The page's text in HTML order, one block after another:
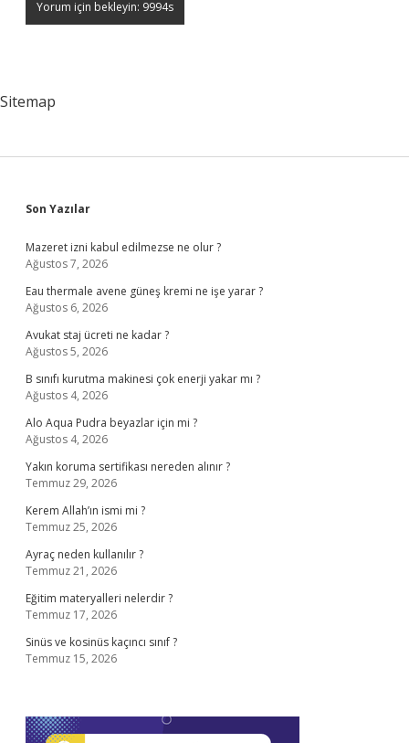
Sitemap
Sidebar
Son Yazılar
Mazeret izni kabul edilmezse ne olur ?
Ağustos 7, 2026
Eau thermale avene güneş kremi ne işe yarar ?
Ağustos 6, 2026
Avukat staj ücreti ne kadar ?
Ağustos 5, 2026
B sınıfı kurutma makinesi çok enerji yakar mı ?
Ağustos 4, 2026
Alo Aqua Pudra beyazlar için mi ?
Ağustos 4, 2026
Yakın koruma sertifikası nereden alınır ?
Temmuz 29, 2026
Kerem Allah’ın ismi mi ?
Temmuz 25, 2026
Ayraç neden kullanılır ?
Temmuz 21, 2026
Eğitim materyalleri nelerdir ?
Temmuz 17, 2026
Sinüs ve kosinüs kaçıncı sınıf ?
Temmuz 15, 2026